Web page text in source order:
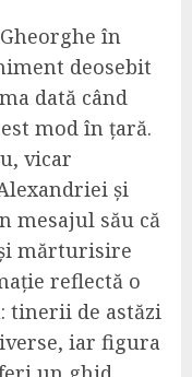
în
deosebit
dată când
mod în țară.
vicar
și
mesajul său că
mărturisire
reflectă o
tinerii de astăzi
iar figura